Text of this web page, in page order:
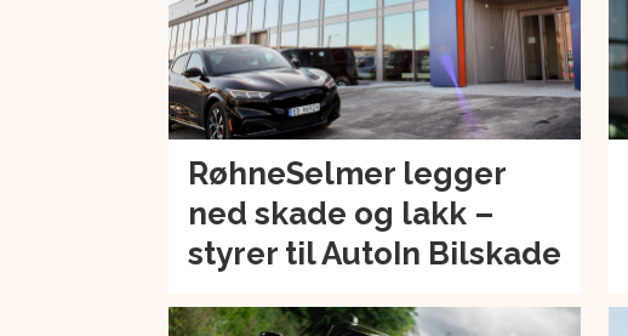
RøhneSelmer legger
ned skade og lakk –
styrer til AutoIn Bilskade